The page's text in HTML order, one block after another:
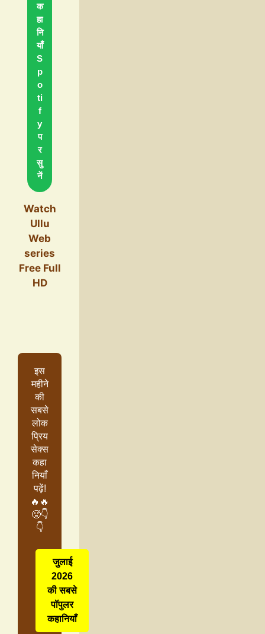
क
हा
नि
याँ
S
p
o
ti
f
y
प
र
सु
नें
Watch
Ullu
Web
series
Free Full
HD
इस
महीने
की
सबसे
लोक
प्रिय
सेक्स
कहा
नियाँ
पढ़ें!
🔥🔥
🥵👇
👇
जुलाई
2026
की सबसे
पॉपुलर
कहानियाँ